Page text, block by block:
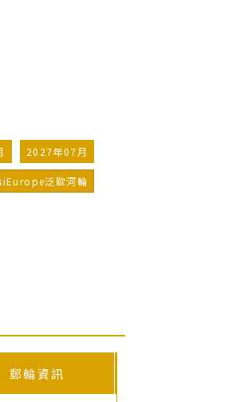
2027年07月
泛歐河輪
郵輪資訊